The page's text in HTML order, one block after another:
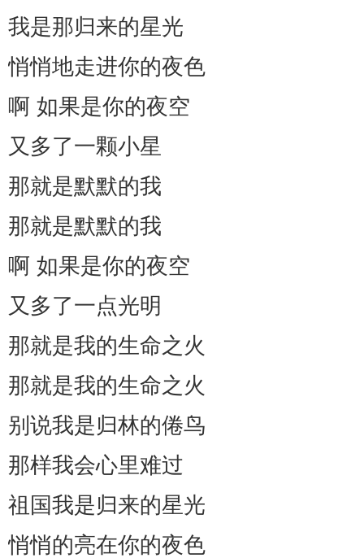
我是那归来的星光
悄悄地走进你的夜色
啊 如果是你的夜空
又多了一颗小星
那就是默默的我
那就是默默的我
啊 如果是你的夜空
又多了一点光明
那就是我的生命之火
那就是我的生命之火
别说我是归林的倦鸟
那样我会心里难过
祖国我是归来的星光
悄悄的亮在你的夜色